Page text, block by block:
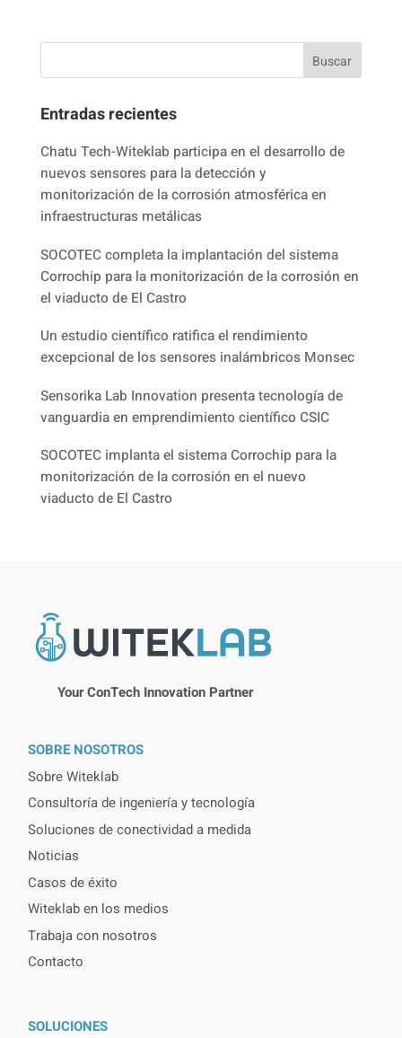
Entradas recientes
Chatu Tech-Witeklab participa en el desarrollo de
nuevos sensores para la detección y
monitorización de la corrosión atmosférica en
infraestructuras metálicas
SOCOTEC completa la implantación del sistema
Corrochip para la monitorización de la corrosión en
el viaducto de El Castro
Un estudio científico ratifica el rendimiento
excepcional de los sensores inalámbricos Monsec
Sensorika Lab Innovation presenta tecnología de
vanguardia en emprendimiento científico CSIC
SOCOTEC implanta el sistema Corrochip para la
monitorización de la corrosión en el nuevo
viaducto de El Castro
Your ConTech Innovation Partner
SOBRE NOSOTROS
Sobre Witeklab
Consultoría de ingeniería y tecnología
Soluciones de conectividad a medida
Noticias
Casos de éxito
Witeklab en los medios
Trabaja con nosotros
Contacto
SOLUCIONES